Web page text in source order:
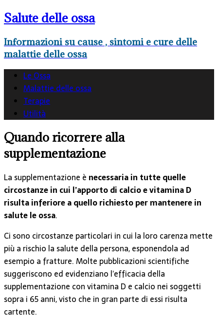
Salute delle ossa
Informazioni su cause , sintomi e cure delle
malattie delle ossa
Le Ossa
Malattie delle ossa
Terapie
Utilità
Quando ricorrere alla
supplementazione
La supplementazione è necessaria in tutte quelle
circostanze in cui l’apporto di calcio e vitamina D
risulta inferiore a quello richiesto per mantenere in
salute le ossa.
Ci sono circostanze particolari in cui la loro carenza mette
più a rischio la salute della persona, esponendola ad
esempio a fratture. Molte pubblicazioni scientifiche
suggeriscono ed evidenziano l’efficacia della
supplementazione con vitamina D e calcio nei soggetti
sopra i 65 anni, visto che in gran parte di essi risulta
cartente.